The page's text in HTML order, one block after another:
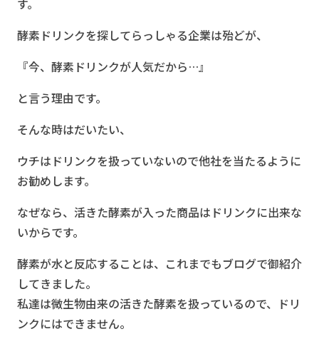
す。
酵素ドリンクを探してらっしゃる企業は殆どが、
『今、酵素ドリンクが人気だから…』
と言う理由です。
そんな時はだいたい、
ウチはドリンクを扱っていないので他社を当たるように
お勧めします。
なぜなら、活きた酵素が入った商品はドリンクに出来な
いからです。
酵素が水と反応することは、これまでもブログで御紹介
してきました。
私達は微生物由来の活きた酵素を扱っているので、ドリ
ンクにはできません。